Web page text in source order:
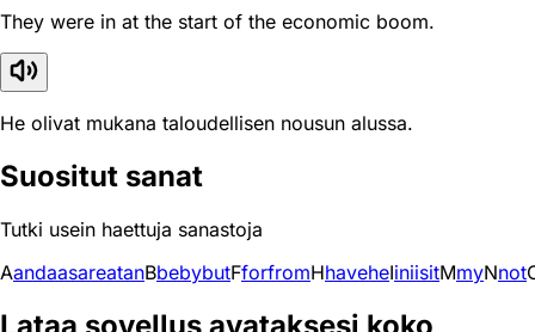
They were in at the start of the economic boom.
He olivat mukana taloudellisen nousun alussa.
Suositut sanat
Tutki usein haettuja sanastoja
AandaasareatanBbebybutFforfromHhaveheIiniisitMmyNnot